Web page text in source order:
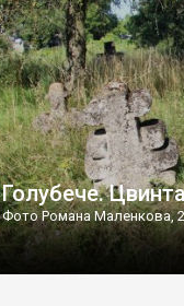
[…]
Голубече.
Фото Романа Маленкова,